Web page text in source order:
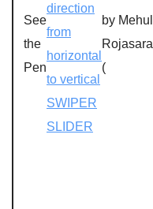
See
the
Pen
direction
from
horizontal
to vertical
SWIPER
SLIDER
by Mehul
Rojasara
(